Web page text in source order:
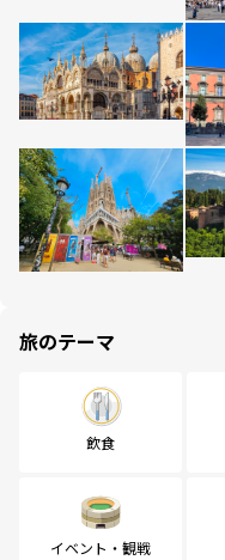
旅のテーマ
飲食
イベント・観戦